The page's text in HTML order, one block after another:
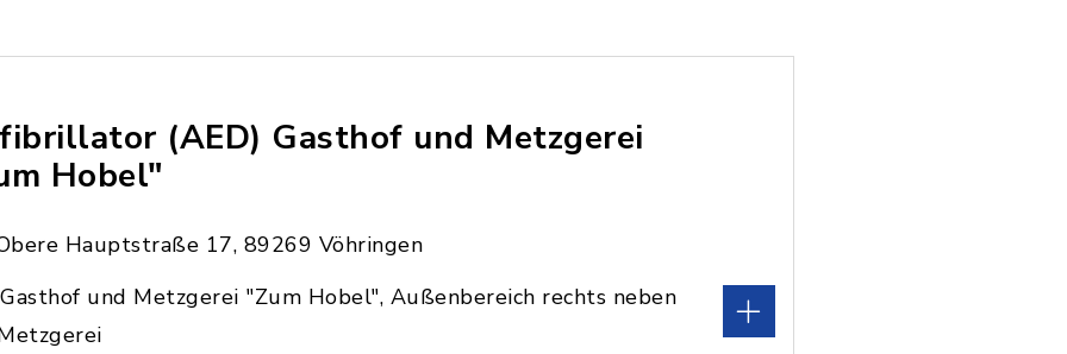
(AED) Gasthof und Metzgerei
Hobel"
Hauptstraße 17, 89269 Vöhringen
und Metzgerei "Zum Hobel", Außenbereich rechts neben